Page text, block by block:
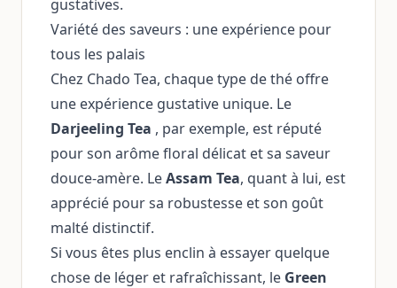
gustatives.
Variété des saveurs : une expérience pour
tous les palais
Chez Chado Tea, chaque type de thé offre
une expérience gustative unique. Le
Darjeeling Tea , par exemple, est réputé
pour son arôme floral délicat et sa saveur
douce-amère. LeAssam Tea, quant à lui, est
apprécié pour sa robustesse et son goût
malté distinctif.
Si vous êtes plus enclin à essayer quelque
chose de léger et rafraîchissant, le Green